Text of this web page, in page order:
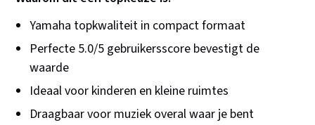
Yamaha topkwaliteit in compact formaat
Perfecte 5.0/5 gebruikersscore bevestigt de
waarde
Ideaal voor kinderen en kleine ruimtes
Draagbaar voor muziek overal waar je bent